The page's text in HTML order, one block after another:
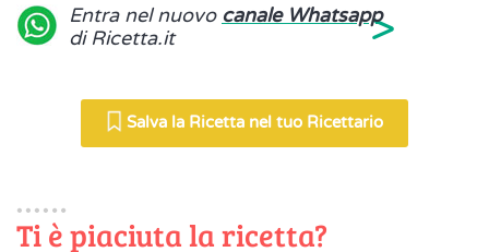
Entra nel nuovo canale Whatsapp
di Ricetta.it
>
Salva la Ricetta nel tuo Ricettario
Ti è piaciuta la ricetta?